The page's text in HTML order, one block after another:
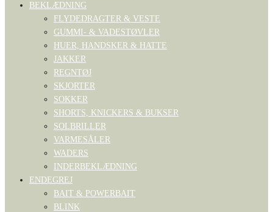
BEKLÆDNING
FLYDEDRAGTER & VESTE
GUMMI- & VADESTØVLER
HUER, HANDSKER & HATTE
JAKKER
REGNTØJ
SKJORTER
SOKKER
SHORTS, KNICKERS & BUKSER
SOLBRILLER
VARMESÅLER
WADERS
INDERBEKLÆDNING
ENDEGREJ
BAIT & POWERBAIT
BLINK